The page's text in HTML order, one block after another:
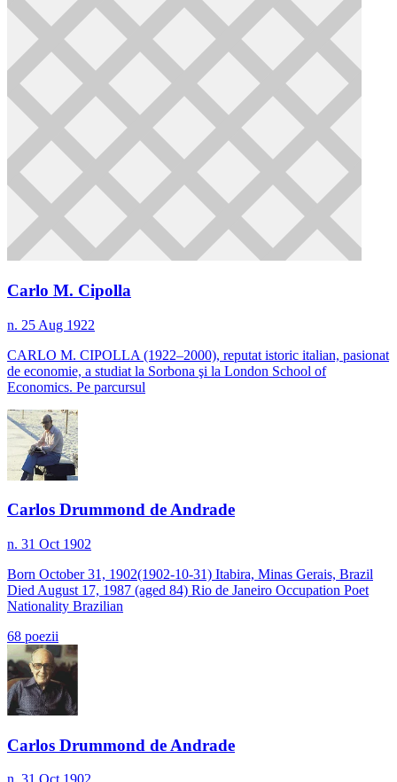
Carlo M. Cipolla
n. 25 Aug 1922
CARLO M. CIPOLLA (1922–2000), reputat istoric italian, pasionat
de economie, a studiat la Sorbona şi la London School of
Economics. Pe parcursul
Carlos Drummond de Andrade
n. 31 Oct 1902
Born October 31, 1902(1902-10-31) Itabira, Minas Gerais, Brazil
Died August 17, 1987 (aged 84) Rio de Janeiro Occupation Poet
Nationality Brazilian
68 poezii
Carlos Drummond de Andrade